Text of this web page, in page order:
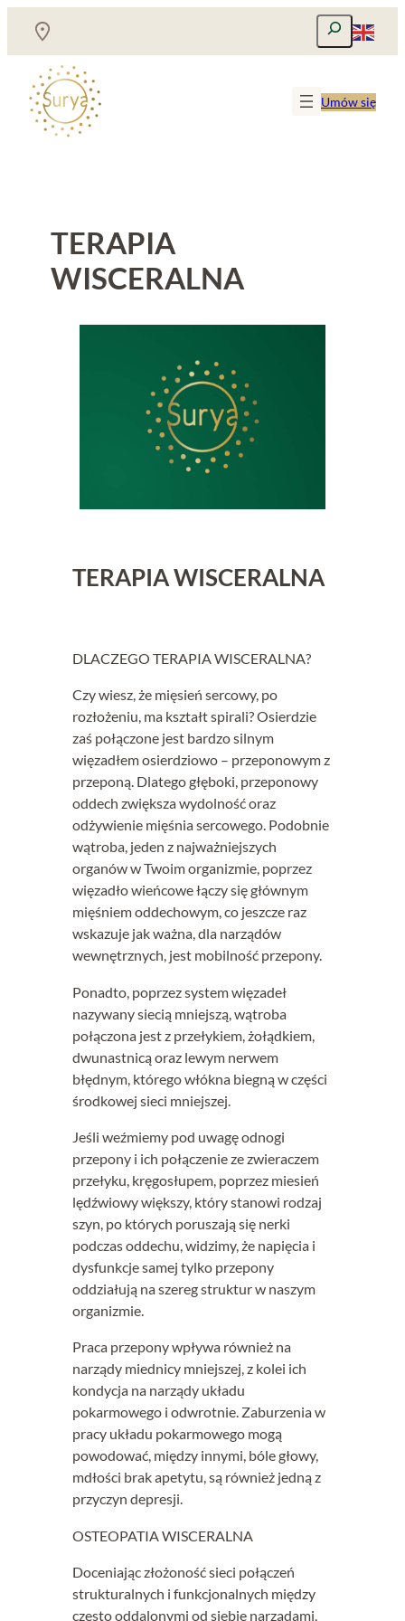
treści
Szukaj
Umów się
TERAPIA
WISCERALNA
TERAPIA WISCERALNA
DLACZEGO TERAPIA WISCERALNA?
Czy wiesz, że mięsień sercowy, po
rozłożeniu, ma kształt spirali? Osierdzie
zaś połączone jest bardzo silnym
więzadłem osierdziowo – przeponowym z
przeponą. Dlatego głęboki, przeponowy
oddech zwiększa wydolność oraz
odżywienie mięśnia sercowego. Podobnie
wątroba, jeden z najważniejszych
organów w Twoim organizmie, poprzez
więzadło wieńcowe łączy się głównym
mięśniem oddechowym, co jeszcze raz
wskazuje jak ważna, dla narządów
wewnętrznych, jest mobilność przepony.
Ponadto, poprzez system więzadeł
nazywany siecią mniejszą, wątroba
połączona jest z przełykiem, żołądkiem,
dwunastnicą oraz lewym nerwem
błędnym, którego włókna biegną w części
środkowej sieci mniejszej.
Jeśli weźmiemy pod uwagę odnogi
przepony i ich połączenie ze zwieraczem
przełyku, kręgosłupem, poprzez miesień
lędźwiowy większy, który stanowi rodzaj
szyn, po których poruszają się nerki
podczas oddechu, widzimy, że napięcia i
dysfunkcje samej tylko przepony
oddziałują na szereg struktur w naszym
organizmie.
Praca przepony wpływa również na
narządy miednicy mniejszej, z kolei ich
kondycja na narządy układu
pokarmowego i odwrotnie. Zaburzenia w
pracy układu pokarmowego mogą
powodować, między innymi, bóle głowy,
mdłości brak apetytu, są również jedną z
przyczyn depresji.
OSTEOPATIA WISCERALNA
Doceniając złożoność sieci połączeń
strukturalnych i funkcjonalnych między
często oddalonymi od siebie narządami,